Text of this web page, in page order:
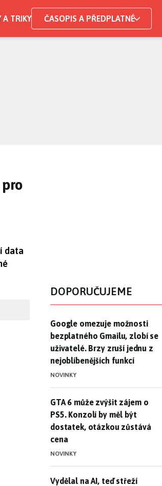
A TRIKY ČASOPIS A PŘEDPLATNÉ
data
DOPORUČUJEME
Google omezuje možnosti
Google omezuje možnosti
bezplatného Gmailu, zlobí se
uživatelé. Brzy zruší jednu z
nejoblíbenějších funkcí
NOVINKY
GTA 6 může zvýšit zájem o
GTA 6 může zvýšit zájem o
PS5. Konzolí by měl být
dostatek, otázkou zůstává
cena
NOVINKY
Vydělal na AI, teď střeží
Vydělal na AI, teď střeží